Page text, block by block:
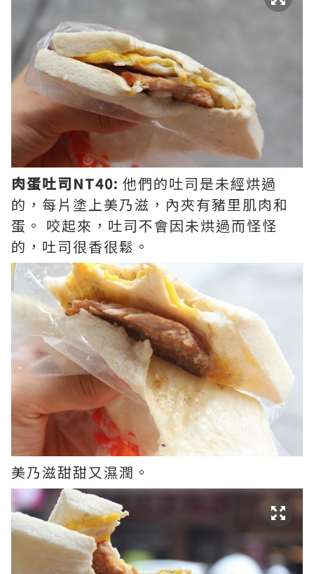
肉蛋吐司NT40: 他們的吐司是未經烘過
的，每片塗上美乃滋，內夾有豬里肌肉和
蛋。 咬起來，吐司不會因未烘過而怪怪
的，吐司很香很鬆。
美乃滋甜甜又濕潤。